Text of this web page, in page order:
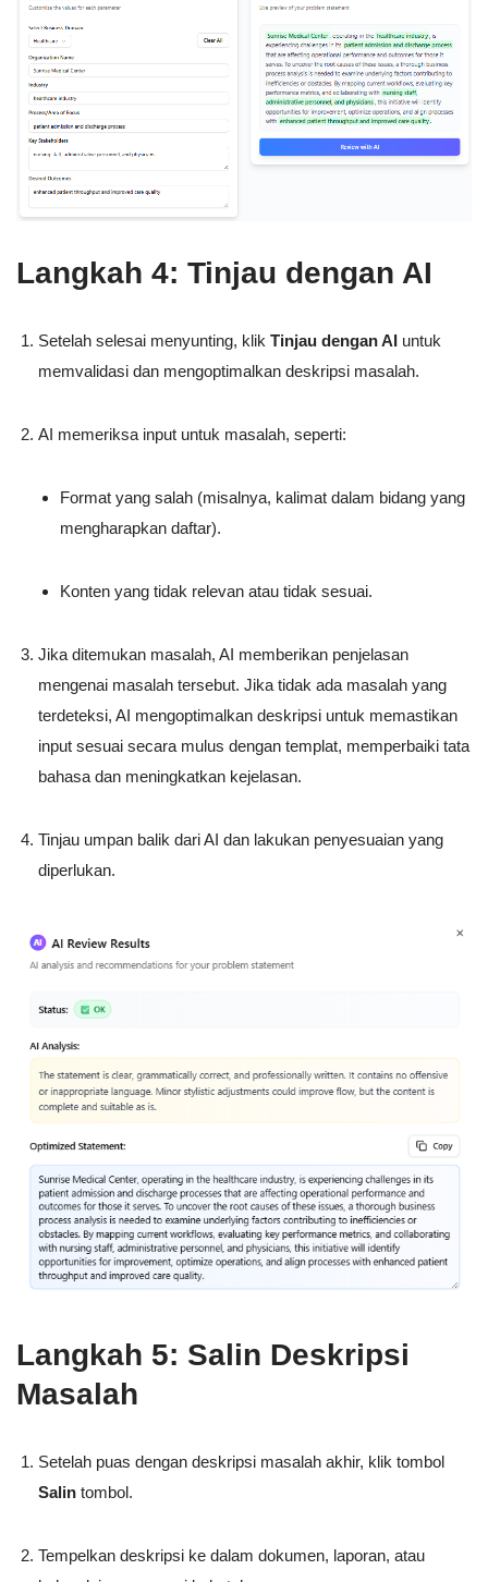
Langkah 4: Tinjau dengan AI
Setelah selesai menyunting, klik Tinjau dengan AI untuk
memvalidasi dan mengoptimalkan deskripsi masalah.
AI memeriksa input untuk masalah, seperti:
Format yang salah (misalnya, kalimat dalam bidang yang
mengharapkan daftar).
Konten yang tidak relevan atau tidak sesuai.
Jika ditemukan masalah, AI memberikan penjelasan
mengenai masalah tersebut. Jika tidak ada masalah yang
terdeteksi, AI mengoptimalkan deskripsi untuk memastikan
input sesuai secara mulus dengan templat, memperbaiki tata
bahasa dan meningkatkan kejelasan.
Tinjau umpan balik dari AI dan lakukan penyesuaian yang
diperlukan.
Langkah 5: Salin Deskripsi
Masalah
Setelah puas dengan deskripsi masalah akhir, klik tombol
Salin tombol.
Tempelkan deskripsi ke dalam dokumen, laporan, atau